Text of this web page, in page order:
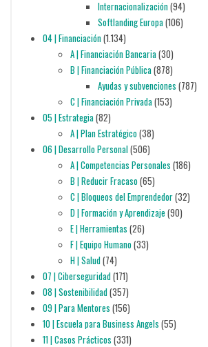
Internacionalización(94)
Softlanding Europa(106)
04 | Financiación(1.134)
A | Financiación Bancaria(30)
B | Financiación Pública(878)
Ayudas y subvenciones (787)
C | Financiación Privada(153)
05 | Estrategia(82)
A | Plan Estratégico(38)
06 | Desarrollo Personal(506)
A | Competencias Personales (186)
B | Reducir Fracaso(65)
C | Bloqueos del Emprendedor(32)
D | Formación y Aprendizaje (90)
E | Herramientas (26)
F | Equipo Humano(33)
H | Salud(74)
07 | Ciberseguridad(171)
08 | Sostenibilidad(357)
09 | Para Mentores (156)
10 | Escuela para Business Angels (55)
11 | Casos Prácticos (331)